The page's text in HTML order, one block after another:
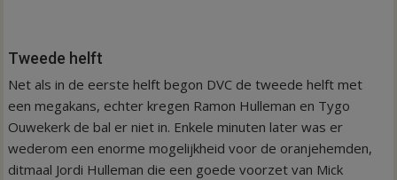
Tweede helft
Net als in de eerste helft begon DVC de tweede helft met
een megakans, echter kregen Ramon Hulleman en Tygo
Ouwekerk de bal er niet in. Enkele minuten later was er
wederom een enorme mogelijkheid voor de oranjehemden,
ditmaal Jordi Hulleman die een goede voorzet van Mick